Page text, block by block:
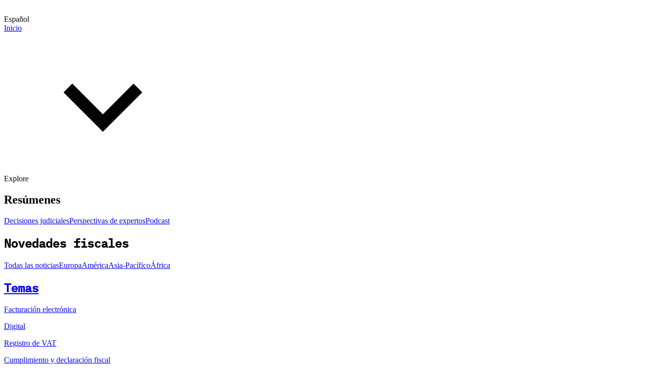
Español
Inicio
Explore
Resúmenes
Decisiones judicialesPerspectivas de expertosPodcast
Novedades fiscales
Todas las noticiasEuropaAméricaAsia-PacíficoÁfrica
Temas
Facturación electrónica
Digital
Registro de VAT
Cumplimiento y declaración fiscal